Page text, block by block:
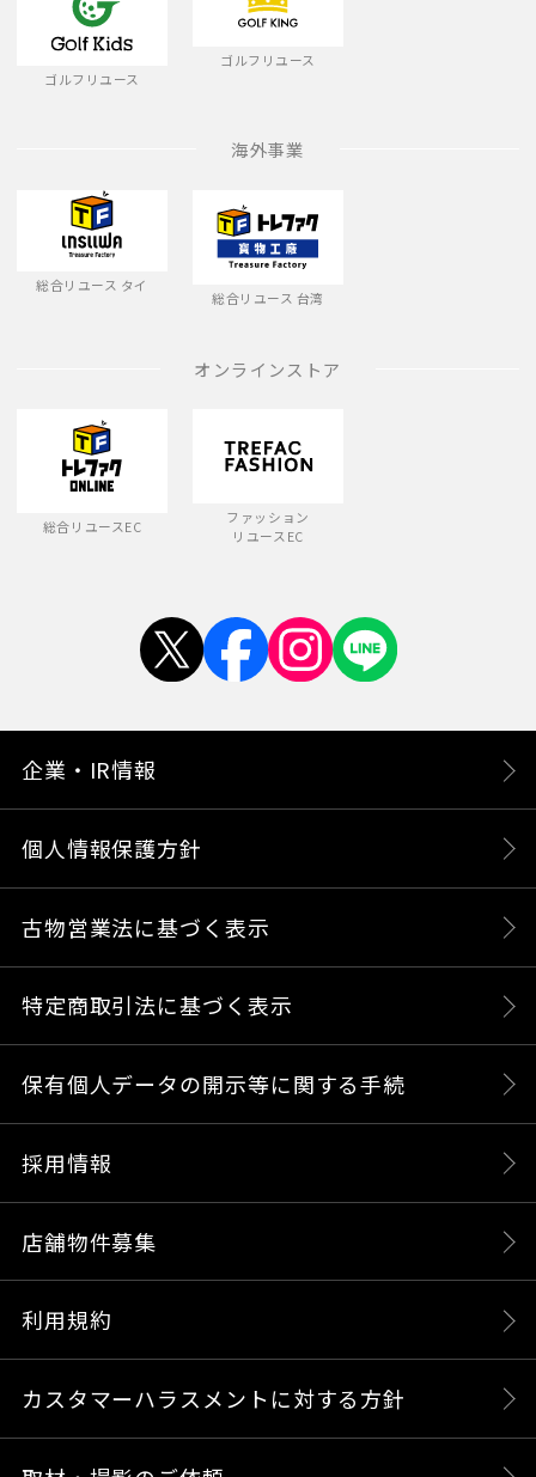
ゴルフリユース
ゴルフリユース
海外事業
総合リユース タイ
総合リユース 台湾
オンラインストア
総合リユースEC
ファッション
リユースEC
企業・IR情報
個人情報保護方針
古物営業法に基づく表示
特定商取引法に基づく表示
保有個人データの開示等に関する手続
採用情報
店舗物件募集
利用規約
カスタマーハラスメントに対する方針